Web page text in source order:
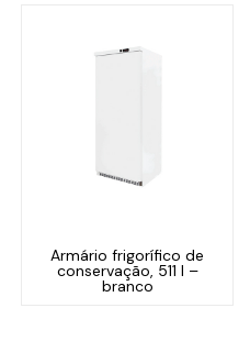
Armário frigorífico de
conservação, 511 l –
branco